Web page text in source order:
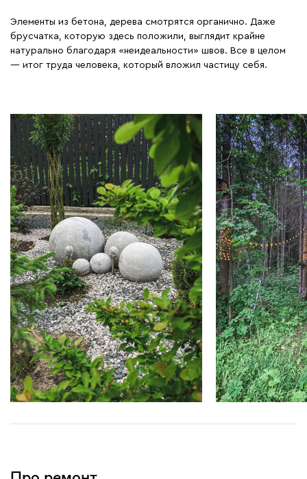
Элементы из бетона, дерева смотрятся органично. Даже
брусчатка, которую здесь положили, выглядит крайне
натурально благодаря «неидеальности» швов. Все в целом
— итог труда человека, который вложил частицу себя.